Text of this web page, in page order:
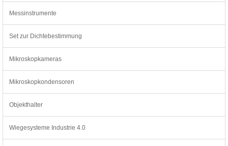
Messinstrumente
Set zur Dichtebestimmung
Mikroskopkameras
Mikroskopkondensoren
Objekthalter
Wiegesysteme Industrie 4.0